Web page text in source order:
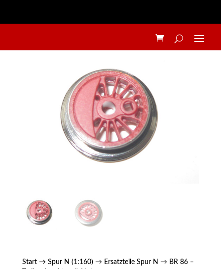
Start→ Spur N (1:160)→ Ersatzteile Spur N → BR 86 –